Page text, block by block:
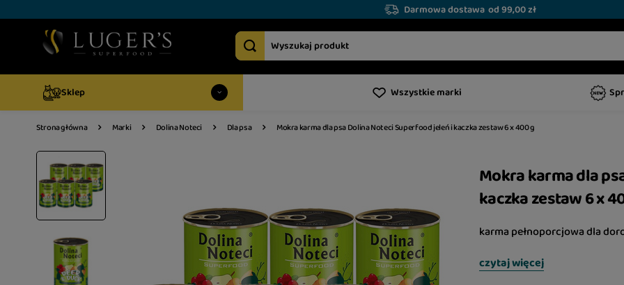
Darmowa dostawa od 99,00 zł
Sklep Wszystkie marki
Strona główna Marki Dolina Noteci Dla psa Mokra karma dla psa Dolina Noteci Superfood jeleń i kaczka zestaw 6 x 400 g
Mokra karma dla
kaczka zestaw 6 x
karma pełnoporcjowa dla
czytaj więcej